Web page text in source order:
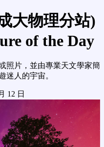
大物理分站)
of the Day
照片，並由專業天文學家簡
迷人的宇宙。
12 日